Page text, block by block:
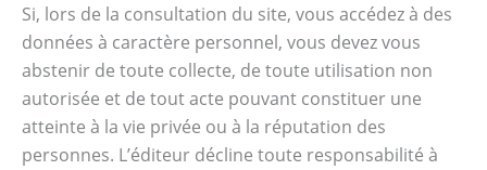
Si, lors de la consultation du site, vous accédez à des
données à caractère personnel, vous devez vous
abstenir de toute collecte, de toute utilisation non
autorisée et de tout acte pouvant constituer une
atteinte à la vie privée ou à la réputation des
personnes. L’éditeur décline toute responsabilité à